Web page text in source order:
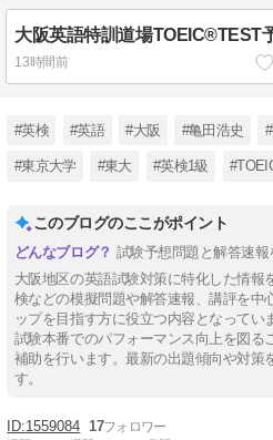
13時間前
#英検 #英語 #大阪 #亀田浩史
#東京大学 #東大 #英検1級
このブログのここがポイント
試験予想問題と解答速
大阪地区の英語試験対策に特化した情
検などの模擬問題や解答速報、講評を中
ップを目指す方に役立つ内容となってい
試験本番でのパフォーマンス向上を図る
補助を行います。最新の出題傾向や対策
す。
1559084 17